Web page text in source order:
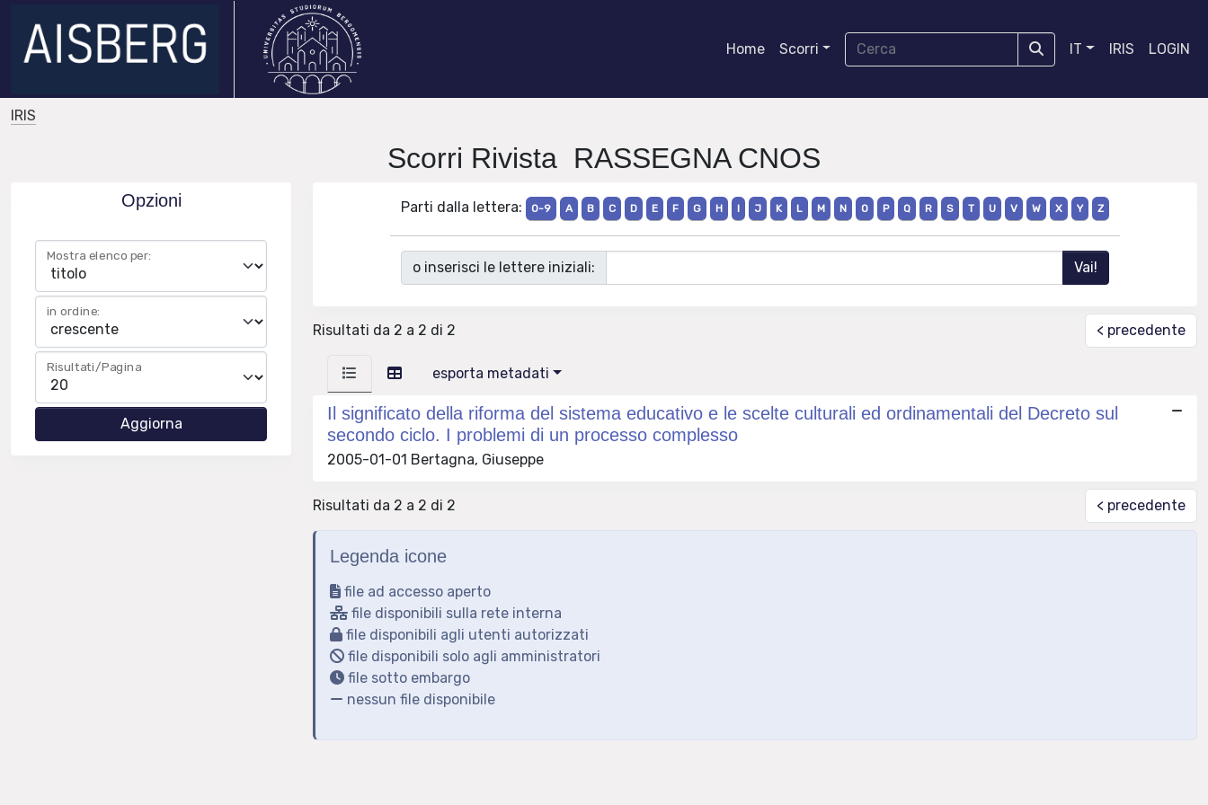
Home Scorri IT IRIS LOGIN
IRIS
Scorri Rivista RASSEGNA CNOS
Opzioni
Mostra elenco per:
in ordine:
Risultati/Pagina
Parti dalla lettera: 0-9 A B C D E F G H I J K L M N O P Q R S T U V W X Y Z
o inserisci le lettere iniziali:
Risultati da 2 a 2 di 2 < precedente
esporta metadati
Il significato della riforma del sistema educativo e le scelte culturali ed ordinamentali del Decreto sul
secondo ciclo. I problemi di un processo complesso
2005-01-01 Bertagna, Giuseppe
Risultati da 2 a 2 di 2 < precedente
Legenda icone
file ad accesso aperto
file disponibili sulla rete interna
file disponibili agli utenti autorizzati
file disponibili solo agli amministratori
file sotto embargo
nessun file disponibile